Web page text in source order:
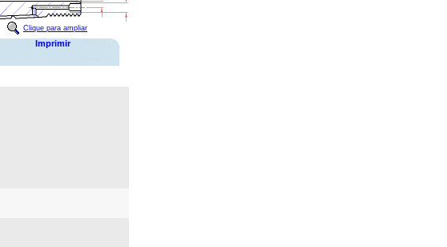
Clique para ampliar
Imprimir